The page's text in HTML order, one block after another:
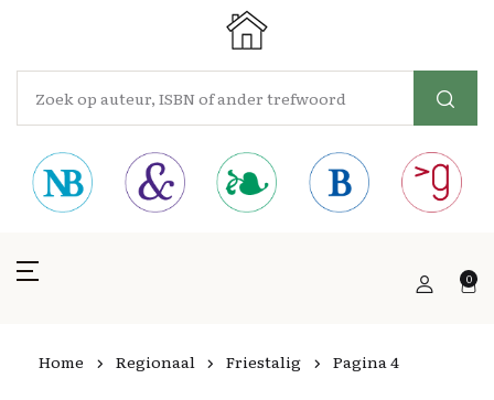
0
Home Regionaal Friestalig Pagina 4